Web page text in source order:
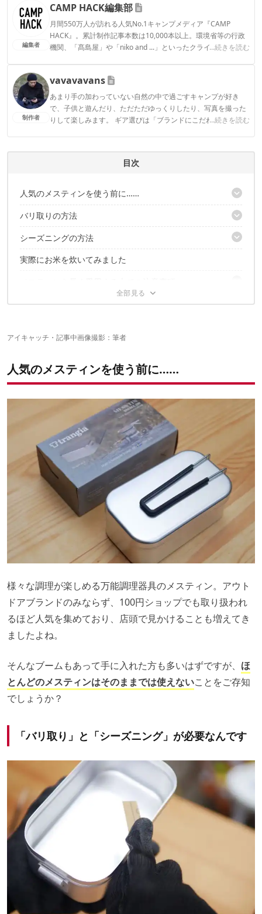
編集者
CAMP HACK編集部
月間550万人が訪れる人気No.1キャンプメディア『CAMP
HACK』。累計制作記事本数は10,000本以上。環境省等の行政
機関、「髙島屋」や「niko and ...」といったクライアントとの
...続きを読む
CAMP HACK編集部のプロフィール
制作者
vavavavans
あまり手の加わっていない自然の中で過ごすキャンプが好き
で、子供と遊んだり、ただただゆっくりしたり、写真を撮った
りして楽しみます。 ギア選びは「ブランドにこだわりなく良さ
...続きを読む
vavavavansのプロフィール
目次
人気のメスティンを使う前に……
「バリ取り」と「シーズニング」が必要なんです
バリ取りの方法
こんな状態ならバリ取りが必要
用意する物
STEP1：紙やすりでバリを削っていく
シーズニングの方法
用意するもの
STEP3：米の研ぎ汁で煮る
実際にお米を炊いてみました
シーズニング後は洗剤やタワシで洗わない
あらかじめ“焦げ付きにくい加工”がされたメスティンを買う
大事なメスティン、正しく使って長く愛用しよう
アイキャッチ・記事中画像撮影：筆者
人気のメスティンを使う前に……
様々な調理が楽しめる万能調理器具のメスティン。アウト
ドアブランドのみならず、100円ショップでも取り扱われ
るほど人気を集めており、店頭で見かけることも増えてき
ましたよね。
そんなブームもあって手に入れた方も多いはずですが、 ほ
とんどのメスティンはそのままでは使えないことをご存知
でしょうか？
「バリ取り」と「シーズニング」が必要なんです